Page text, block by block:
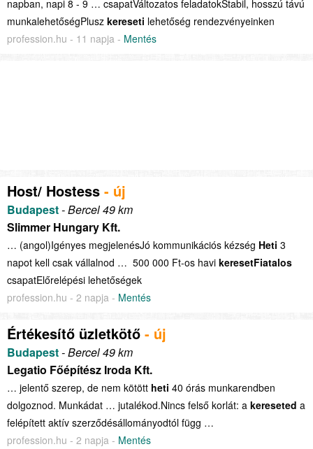
napban, napi 8 - 9 … csapatVáltozatos feladatokStabil, hosszú távú
munkalehetőségPlusz kereseti lehetőség rendezvényeinken
profession.hu - 11 napja - Mentés
Host/ Hostess - új
Budapest- Bercel 49 km
Slimmer Hungary Kft.
… (angol)Igényes megjelenésJó kommunikációs kézség Heti 3
napot kell csak vállalnod … 500 000 Ft-os havi keresetFiatalos
csapatElőrelépési lehetőségek
profession.hu - 2 napja - Mentés
Értékesítő üzletkötő - új
Budapest- Bercel 49 km
Legatio Főépítész Iroda Kft.
… jelentő szerep, de nem kötött heti 40 órás munkarendben
dolgoznod. Munkádat … jutalékod.Nincs felső korlát: a kereseted a
felépített aktív szerződésállományodtól függ …
profession.hu - 2 napja - Mentés